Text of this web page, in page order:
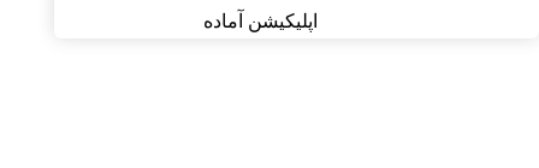
اپلیکیشن آماده